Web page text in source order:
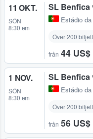
11 OKT.
SÖN
8:30 em
SL Benfica
Estádio
Över 200
från 44 US$
1 NOV.
SÖN
8:30 em
SL Benfica
Estádio
Över 200
från 56 US$